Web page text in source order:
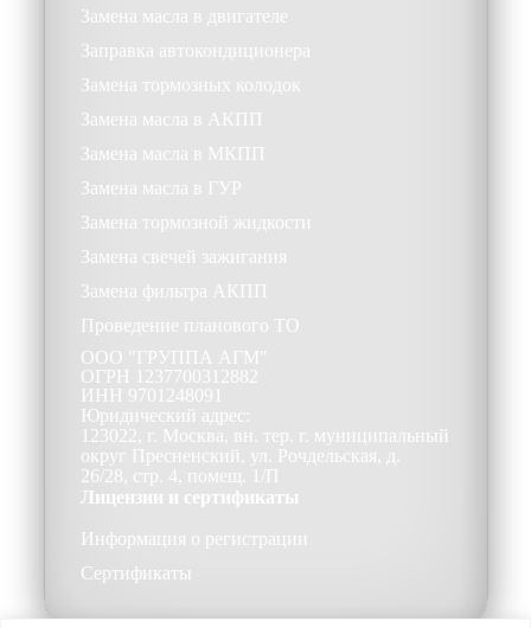
Замена масла в двигателе
Заправка автокондиционера
Замена тормозных колодок
Замена масла в АКПП
Замена масла в МКПП
Замена масла в ГУР
Замена тормозной жидкости
Замена свечей зажигания
Замена фильтра АКПП
Проведение планового ТО
ООО "ГРУППА АГМ"
ОГРН
1237700312882
9701248091
Юридический адрес:
123022, г. Москва, вн. тер. г. муниципальный
округ Пресненский, ул. Рочдельская, д.
26/28, стр. 4, помещ. 1/П
Лицензии и сертификаты
Информация о регистрации
Сертификаты